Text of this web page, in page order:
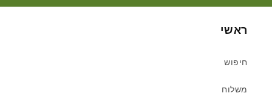
ראשי
חיפוש
משלוח